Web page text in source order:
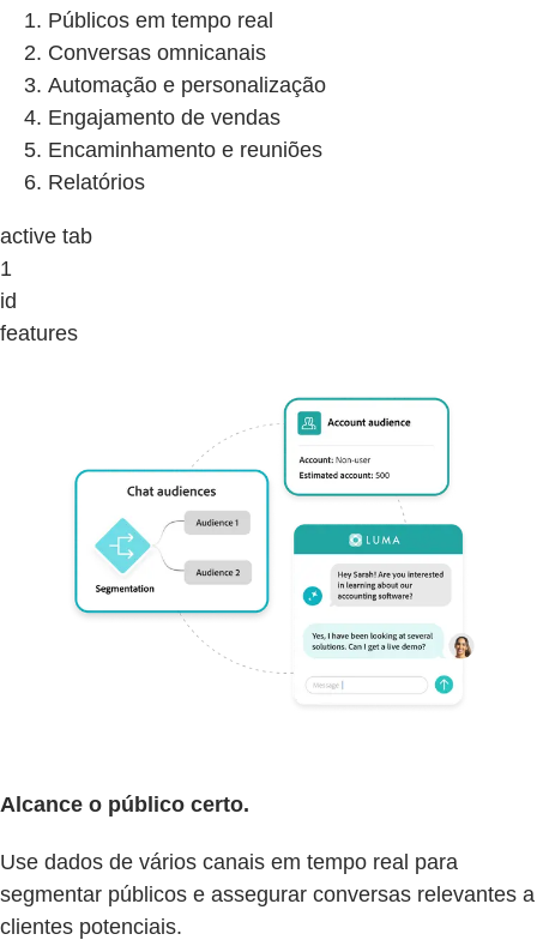
Públicos em tempo real
Conversas omnicanais
Automação e personalização
Engajamento de vendas
Encaminhamento e reuniões
Relatórios
active tab
1
id
features
Alcance o público certo.
Use dados de vários canais em tempo real para
segmentar públicos e assegurar conversas relevantes a
clientes potenciais.